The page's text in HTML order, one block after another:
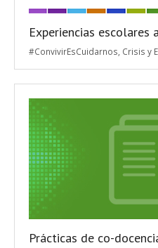
Experiencias
#ConvivirEsCuidarnos Crisis y
Prácticas de co-